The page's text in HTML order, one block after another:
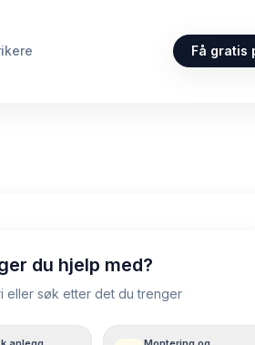
Få gratis
du hjelp med?
eller søk etter det du trenger